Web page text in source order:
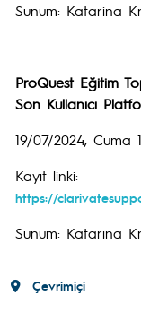
Sunum: Katarina
ProQuest Eğitim
Son Kullanıcı
19/07/2024,
Kayıt linki:
https://
Sunum: Katarina
Çevrimiçi